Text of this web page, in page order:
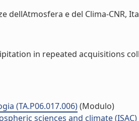
dellAtmosfera e del Clima-CNR,
in repeated acquisitions
(TA.P06.017.006)(Modulo)
sciences and climate (ISAC)